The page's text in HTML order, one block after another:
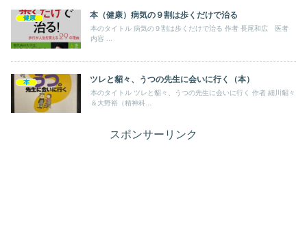
健康 本（健康）病気の９割は歩くだけで治る
本のタイトル 病気の９割は歩くだけで治る 作者 長尾和広 医者
内容 ...
本 ツレと貂々、うつの先生に会いに行く（本）
本のタイトル ツレと貂々、うつの先生に会いに行く 作者 細川貂々
＆大野裕（精神科...
スポンサーリンク